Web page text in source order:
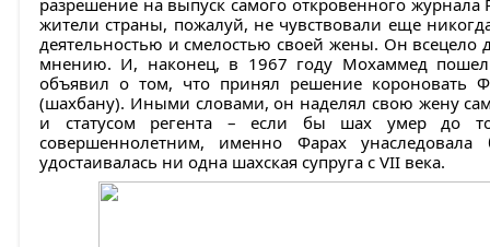
разрешение на выпуск самого откровенного
жители страны, пожалуй, не чувствовали еще
деятельностью и смелостью своей жены. Он всецело
мнению. И, наконец, в 1967 году Мохаммед
объявил о том, что принял решение короновать
(шахбану). Иными словами, он наделял свою жену
и статусом регента – если бы шах умер до
совершеннолетним, именно Фарах
удостаивалась ни одна шахская супруга с VII века.